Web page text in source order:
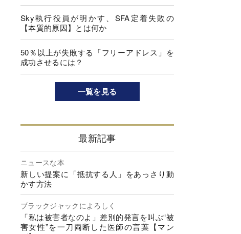
Sky執行役員が明かす、SFA定着失敗の
【本質的原因】とは何か
50％以上が失敗する「フリーアドレス」を
成功させるには？
一覧を見る
最新記事
ニュースな本
新しい提案に「抵抗する人」をあっさり動
かす方法
ブラックジャックによろしく
「私は被害者なのよ」差別的発言を叫ぶ“被
害女性”を一刀両断した医師の言葉【マン